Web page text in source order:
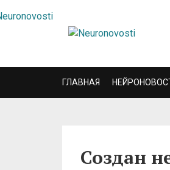
ГЛАВНАЯ
Создан